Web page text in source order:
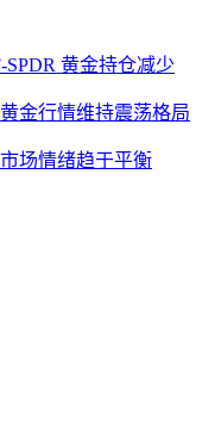
黄金持仓减少
金行情维持震荡格局
场情绪趋于平衡